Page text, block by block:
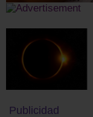
Publicidad